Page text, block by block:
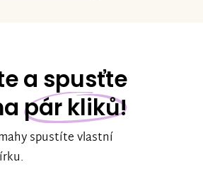
a spusťte
pár kliků!
spustíte vlastní